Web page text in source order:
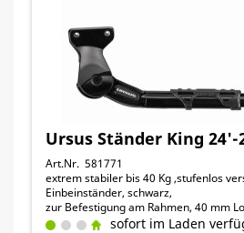
Ursus Ständer King 24'-
Art.Nr. 581771
extrem stabiler bis 40 Kg ,stufenlos
Einbeinständer, schwarz,
zur Befestigung am Rahmen, 40 mm
sofort im Laden